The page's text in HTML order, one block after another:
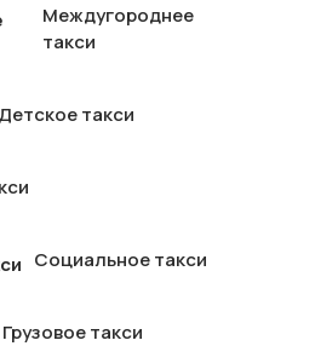
Междугороднее
такси
Детское такси
Социальное такси
Грузовое такси